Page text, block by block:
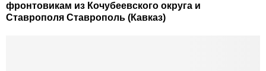
фронтовикам из Кочубеевского округа и
Ставрополя Ставрополь (Кавказ)